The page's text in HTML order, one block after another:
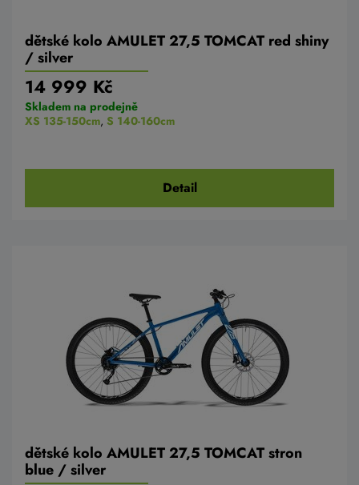
dětské kolo AMULET 27,5 TOMCAT red shiny
/ silver
14 999 Kč
Skladem na prodejně
XS 135-150cm, S 140-160cm
Detail
dětské kolo AMULET 27,5 TOMCAT stron
blue / silver